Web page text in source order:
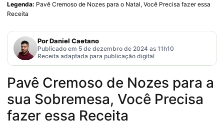
Legenda: Pavê Cremoso de Nozes para o Natal, Você Precisa fazer essa
Receita
Por Daniel Caetano
Publicado em 5 de dezembro de 2024 as 11h10
Receita adaptada para publicação digital
Pavê Cremoso de Nozes para a
sua Sobremesa, Você Precisa
fazer essa Receita